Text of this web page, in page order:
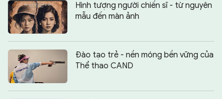
Hình tượng người chiến sĩ - từ nguyên
mẫu đến màn ảnh
Đào tạo trẻ - nền móng bền vững của
Thể thao CAND